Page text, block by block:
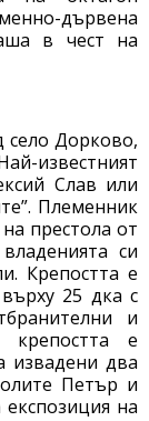
дървена
в чест на
село Дорково,
известният
Слав или
Племенник
престола от
си
Крепостта е
25 дка с
и
крепостта е
извадени два
Петър и
на